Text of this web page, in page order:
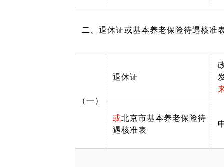
二、退休证或基本养老保险待遇核准
（一）
退休证
或北京市基本养老保险待
遇核准表